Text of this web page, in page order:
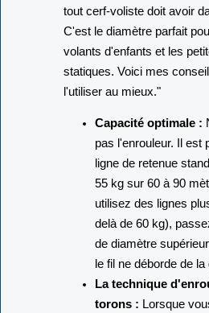
tout cerf-voliste doit avoir
C'est le diamètre parfait
volants d'enfants et les
statiques. Voici mes
l'utiliser au mieux."
Capacité optimale :
pas l'enrouleur. Il est
ligne de retenue
55 kg sur 60 à 90
utilisez des lignes
delà de 60 kg),
de diamètre
le fil ne déborde de
La technique
torons : Lorsque